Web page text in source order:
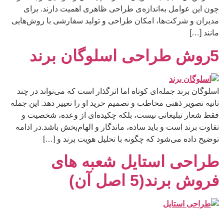
چون این عوامل به‌اندازه‌ی طراحی ظاهری اهمیت دارند. برای
مدیران و شرکت‌ها، امکان طراحی و تولید سفارشی با روش‌هایی
مانند […]
5روش طراحی اسلوگان برند
اسلوگان برند جمله‌ای کوتاه اما اثرگذار است که می‌تواند در چند
ثانیه تصویر ذهنی مخاطب و تصمیم خرید او را تغییر دهد. این جمله
فقط شعار تبلیغاتی نیست، بلکه چکیده‌ای از وعده، شخصیت و
تفاوت برند است و باید ساده، ماندگار و الهام‌بخش باشد.در ادامه
توضیح داده می‌شود که چگونه با تحلیل هویت برند و […]
طراحی استایل شعبه های
فروش برند(5 اصل آن)